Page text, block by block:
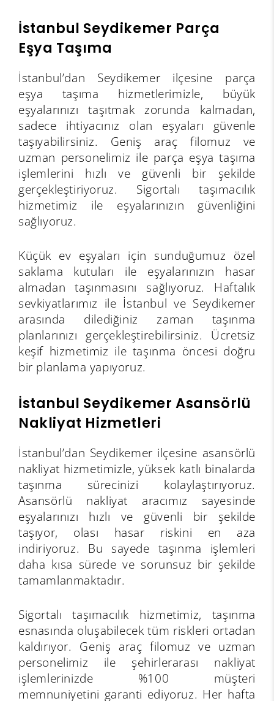
İstanbul Seydikemer Parça
Eşya Taşıma
İstanbul’dan Seydikemer ilçesine parça
eşya taşıma hizmetlerimizle, büyük
eşyalarınızı taşıtmak zorunda kalmadan,
sadece ihtiyacınız olan eşyaları güvenle
taşıyabilirsiniz. Geniş araç filomuz ve
uzman personelimiz ile parça eşya taşıma
işlemlerini hızlı ve güvenli bir şekilde
gerçekleştiriyoruz. Sigortalı taşımacılık
hizmetimiz ile eşyalarınızın güvenliğini
sağlıyoruz.
Küçük ev eşyaları için sunduğumuz özel
saklama kutuları ile eşyalarınızın hasar
almadan taşınmasını sağlıyoruz. Haftalık
sevkiyatlarımız ile İstanbul ve Seydikemer
arasında dilediğiniz zaman taşınma
planlarınızı gerçekleştirebilirsiniz. Ücretsiz
keşif hizmetimiz ile taşınma öncesi doğru
bir planlama yapıyoruz.
İstanbul Seydikemer Asansörlü
Nakliyat Hizmetleri
İstanbul’dan Seydikemer ilçesine asansörlü
nakliyat hizmetimizle, yüksek katlı binalarda
taşınma sürecinizi kolaylaştırıyoruz.
Asansörlü nakliyat aracımız sayesinde
eşyalarınızı hızlı ve güvenli bir şekilde
taşıyor, olası hasar riskini en aza
indiriyoruz. Bu sayede taşınma işlemleri
daha kısa sürede ve sorunsuz bir şekilde
tamamlanmaktadır.
Sigortalı taşımacılık hizmetimiz, taşınma
esnasında oluşabilecek tüm riskleri ortadan
kaldırıyor. Geniş araç filomuz ve uzman
personelimiz ile şehirlerarası nakliyat
işlemlerinizde %100 müşteri
memnuniyetini garanti ediyoruz. Her hafta